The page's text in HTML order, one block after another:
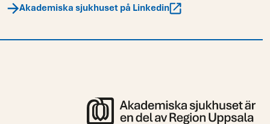
Akademiska sjukhuset på Linkedin